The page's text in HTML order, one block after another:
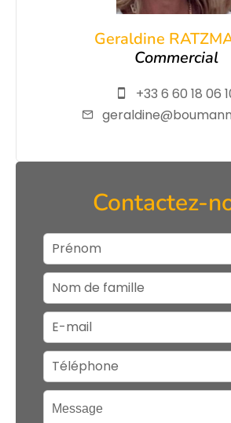
Geraldine
Commercial
+33 6 60 18 06
Contactez-